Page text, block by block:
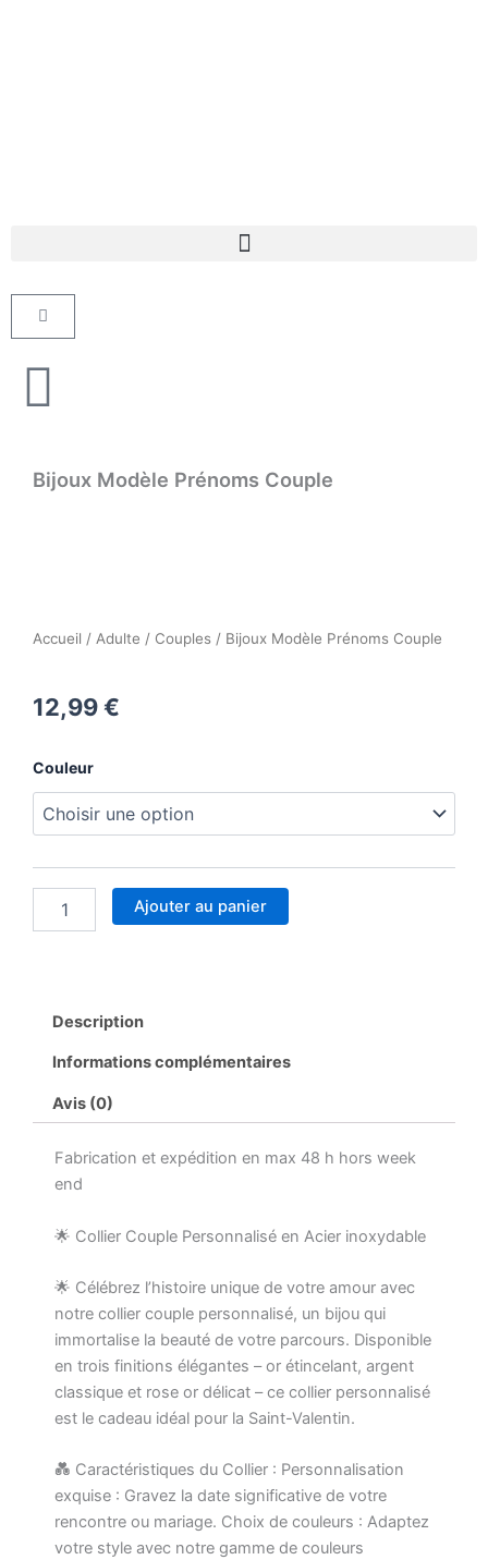
Panier
Bijoux Modèle Prénoms Couple
Accueil / Adulte / Couples / Bijoux Modèle Prénoms Couple
12,99€
Couleur
quantité
Bijoux
Couple
Ajouter au panier
Description
Informations complémentaires
Avis (0)
Fabrication et expédition en max 48 h hors week
end
🌟 Collier Couple Personnalisé en Acier inoxydable
🌟 Célébrez l’histoire unique de votre amour avec
notre collier couple personnalisé, un bijou qui
immortalise la beauté de votre parcours. Disponible
en trois finitions élégantes – or étincelant, argent
classique et rose or délicat – ce collier personnalisé
est le cadeau idéal pour la Saint-Valentin.
💑 Caractéristiques du Collier : Personnalisation
exquise : Gravez la date significative de votre
rencontre ou mariage. Choix de couleurs : Adaptez
votre style avec notre gamme de couleurs